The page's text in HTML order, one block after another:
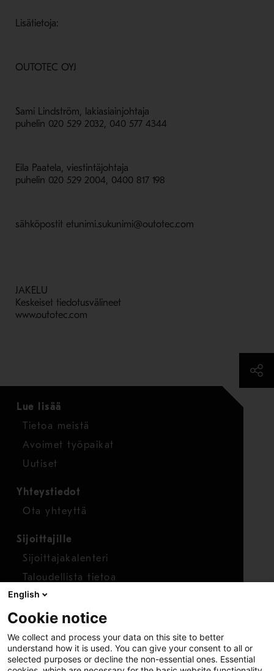
Lisätietoja:
OUTOTEC OYJ
Sami Lindström, lakiasiainjohtaja
puhelin 020 529 2032, 040 577 4344
Eila Paatela, viestintäjohtaja
puhelin 020 529 2004, 0400 817 198
sähköpostit etunimi.sukunimi@outotec.com
JAKELU
Keskeiset tiedotusvälineet
www.outotec.com
Lue lisää
Tietoa meistä
Avoimet työpaikat
Uutiset
Yhteystiedot
Ota yhteyttä
Sijoittajille
Sijoittajakalenteri
Taloudellista tietoa
Osakkeet
Raportoi huolenaihe
Whistleblower-työkalu
English
Cookie notice
We collect and process your data on this site to better
understand how it is used. You can give your consent to all or
selected purposes or decline the non-essential ones. Essential